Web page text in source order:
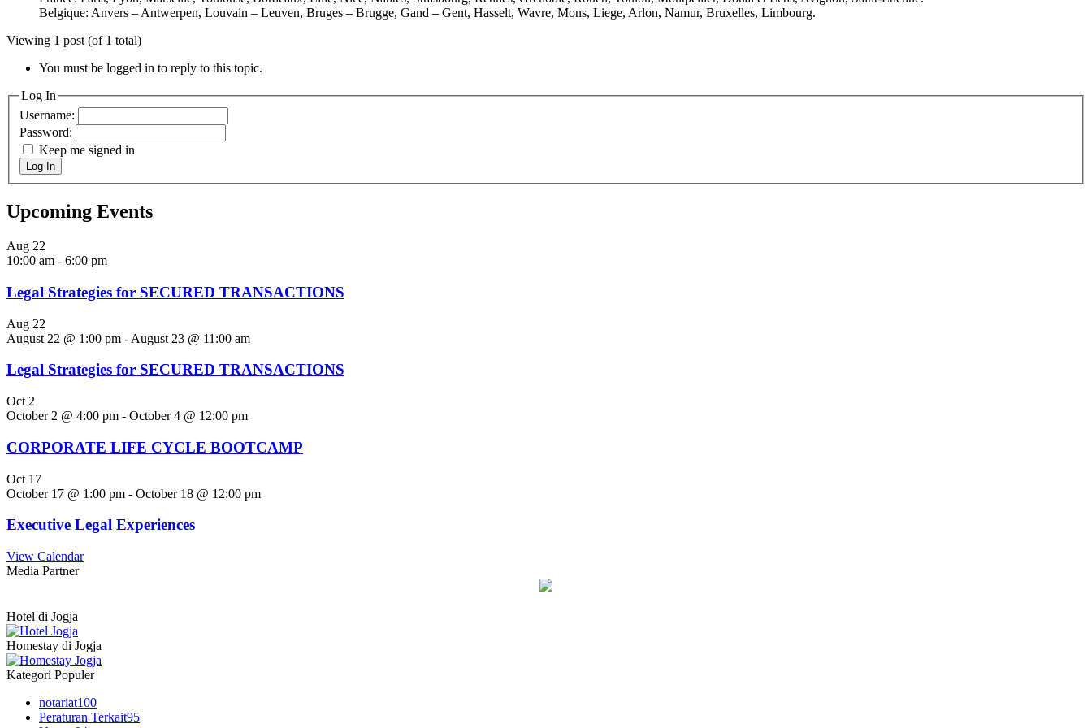
Belgique: Anvers – Antwerpen, Louvain – Leuven, Bruges – Brugge, Gand – Gent, Hasselt, Wavre, Mons, Liege, Arlon, Namur, Bruxelles, Limbourg.
Viewing 1 post (of 1 total)
You must be logged in to reply to this topic.
Log In
Username:
Password:
Keep me signed in
Log In
Upcoming Events
Aug 22
10:00 am - 6:00 pm
Legal Strategies for SECURED TRANSACTIONS
Aug 22
August 22 @ 1:00 pm - August 23 @ 11:00 am
Legal Strategies for SECURED TRANSACTIONS
Oct 2
October 2 @ 4:00 pm - October 4 @ 12:00 pm
CORPORATE LIFE CYCLE BOOTCAMP
Oct 17
October 17 @ 1:00 pm - October 18 @ 12:00 pm
Executive Legal Experiences
View Calendar
Media Partner
Hotel di Jogja
Homestay di Jogja
Kategori Populer
notariat100
Peraturan Terkait95